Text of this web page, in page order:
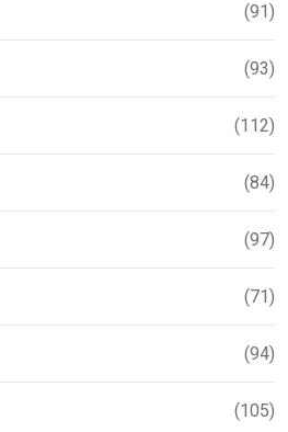
(91)
(93)
(112)
(84)
(97)
(71)
(94)
(105)